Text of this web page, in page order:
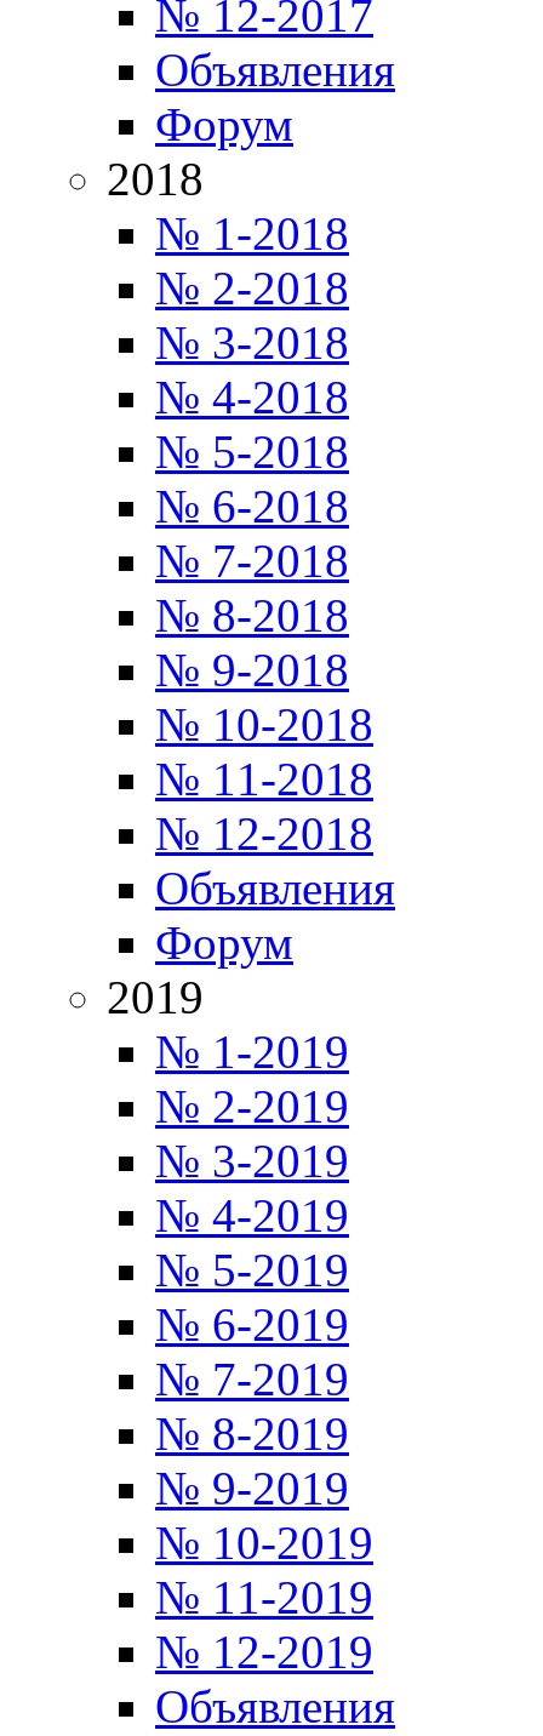
№ 12-2017
Объявления
Форум
2018
№ 1-2018
№ 2-2018
№ 3-2018
№ 4-2018
№ 5-2018
№ 6-2018
№ 7-2018
№ 8-2018
№ 9-2018
№ 10-2018
№ 11-2018
№ 12-2018
Объявления
Форум
2019
№ 1-2019
№ 2-2019
№ 3-2019
№ 4-2019
№ 5-2019
№ 6-2019
№ 7-2019
№ 8-2019
№ 9-2019
№ 10-2019
№ 11-2019
№ 12-2019
Объявления